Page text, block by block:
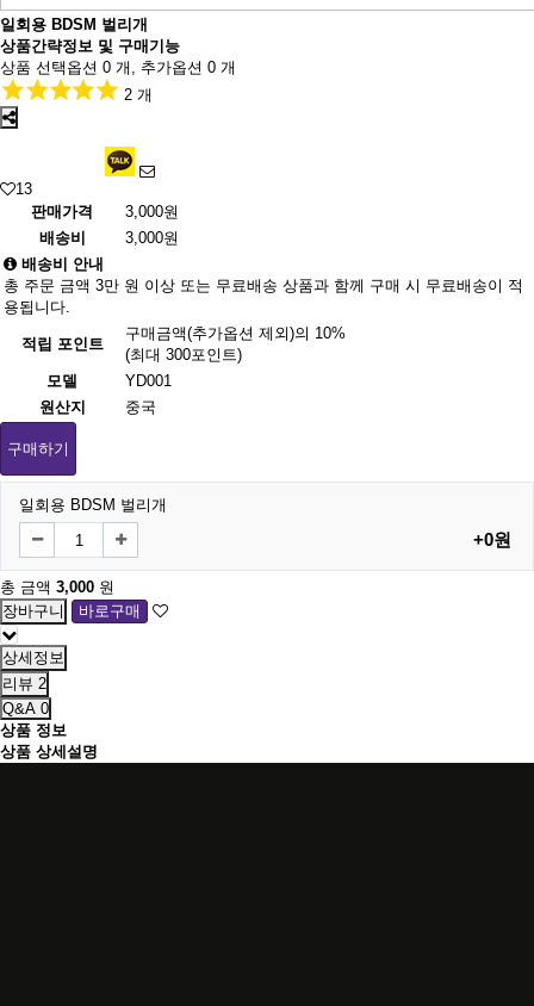
일회용 BDSM 벌리개
상품간략정보 및 구매기능
상품 선택옵션 0 개, 추가옵션 0 개
2 개
13
판매가격
3,000원
배송비
3,000원
배송비 안내
총 주문 금액 3만 원 이상 또는 무료배송 상품과 함께 구매 시 무료배송이 적
용됩니다.
적립 포인트
구매금액(추가옵션 제외)의 10%
(최대 300포인트)
모델
YD001
원산지
중국
구매하기
일회용 BDSM 벌리개
+0원
총 금액 3,000 원
상세정보
리뷰 2
Q&A 0
상품 정보
상품 상세설명